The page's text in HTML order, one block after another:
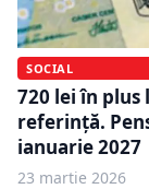
SOCIAL
720 lei în plus
referință.
ianuarie 2027
23 martie 2026